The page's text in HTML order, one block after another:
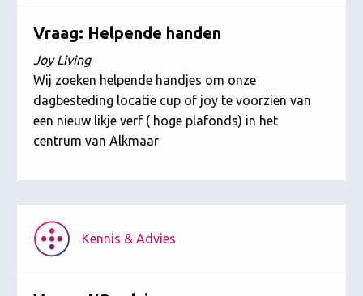
Vraag: Helpende handen
Joy Living
Wij zoeken helpende handjes om onze
dagbesteding locatie cup of joy te voorzien van
een nieuw likje verf ( hoge plafonds) in het
centrum van Alkmaar
Kennis & Advies